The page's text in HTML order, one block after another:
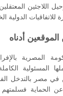
اللاجئين
للاتفاقيات الدولية
الموقعين أدناه
المصرية
في مصر بالتدخل
عن الحماية فسلمتهم